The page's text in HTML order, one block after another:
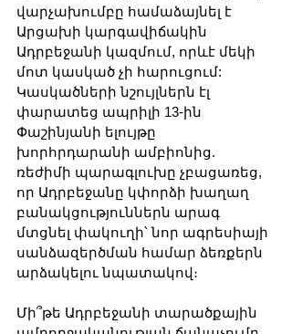
վարչախումբը համաձայնել է
Արցախի կարգավիճակին
Ադրբեջանի կազմում, որևէ մեկի
մոտ կասկած չի հարուցում:
Կասկածների նշույլներն էլ
փարատեց ապրիլի 13-ին
Փաշինյանի ելույթը
խորհրդարանի ամբիոնից.
ռեժիմի պարագլուխը չբացառեց,
որ Ադրբեջանը կփորձի խաղաղ
բանակցություններն արագ
մտցնել փակուղի՝ նոր ագրեսիայի
սանձազերծման համար ձեռքերն
արձակելու նպատակով։
Մի՞թե Ադրբեջանի տարածքային